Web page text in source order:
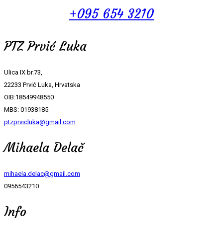
+095 654 3210
PTZ Prvić Luka
Ulica IX br.73,
22233 Prvić Luka, Hrvatska
OIB:18549948550
MBS: 01938185
ptzprvicluka@gmail.com
Mihaela Delač
mihaela.delac@gmail.com
0956543210
Info